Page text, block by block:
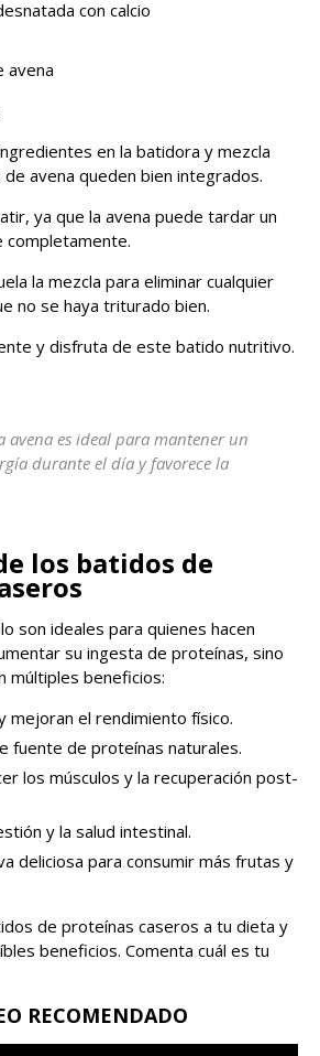
con calcio
avena
en la batidora y mezcla
avena queden bien integrados.
ya que la avena puede tardar un
completamente.
la mezcla para eliminar cualquier
no se haya triturado bien.
y disfruta de este batido nutritivo.
avena es ideal para mantener un
durante el día y favorece la
los batidos de
son ideales para quienes hacen
su ingesta de proteínas, sino
múltiples beneficios:
mejoran el rendimiento físico.
fuente de proteínas naturales.
los músculos y la recuperación post-
y la salud intestinal.
deliciosa para consumir más frutas y
de proteínas caseros a tu dieta y
beneficios. Comenta cuál es tu
RECOMENDADO